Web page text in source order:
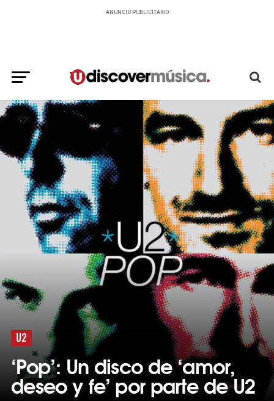
ANUNCIO PUBLICITARIO
U2
‘Pop’: Un disco de ‘amor,
deseo y fe’ por parte de U2